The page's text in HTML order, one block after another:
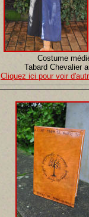
Costume
Tabard Chevalier
Cliquez ici pour voir